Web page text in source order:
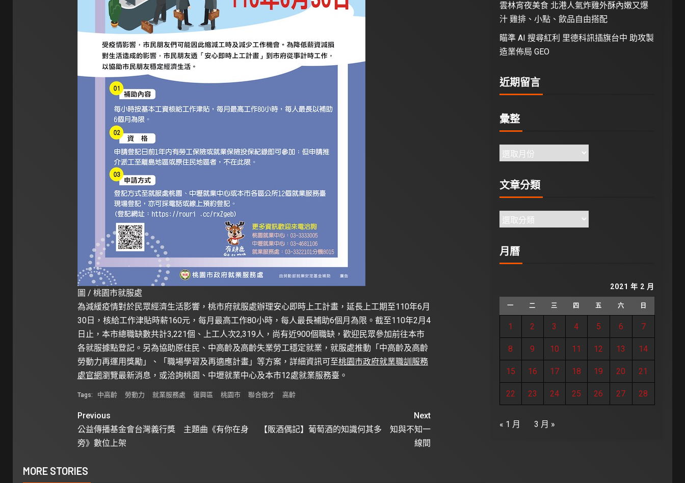
圖 / 桃園市就服處
為減緩疫情對於民眾經濟生活影響，桃市府就服處辦理安心即時上工計畫，延長上工期至110年6月
30日，核給工作津貼時薪160元，每月最高工作80小時，每人最長補助6個月為限。截至110年2月4
日止，本市總職缺數共計3,221個、上工人次2,319人，尚有近900個職缺，歡迎民眾參加前往本市
各就服據點登記。另為協助原住民、中高齡及高齡失業勞工穩定就業，就服處推動「中高齡及高齡
勞動力再運用獎勵」、「職場學習及再適應計畫」等方案，詳細資訊可至桃園市政府就業職訓服務
處官網瀏覽最新消息，或洽詢桃園、中壢就業中心及本市12處就業服務臺。
Tags: 中高齡 勞動力 就業服務處 復興區 桃園市 聯合徵才 高齡
Previous
公益傳播基金會台灣義行獎 主題曲《有你在身
旁》數位上架
Next
【販酒偶記】葡萄酒的知識何其多 知與不知一
線間
MORE STORIES
雲林宵夜美食 北港人氣炸雞外酥內嫩又爆
汁 雞排、小點、飲品自由搭配
瞄準 AI 搜尋紅利 里德科訊插旗台中 助攻製
造業佈局 GEO
近期留言
彙整
文章分類
月曆
2021 年 2 月
一 二 三 四 五 六 日
1 2 3 4 5 6 7
8 9 10 11 12 13 14
15 16 17 18 19 20 21
22 23 24 25 26 27 28
« 1 月 3 月 »